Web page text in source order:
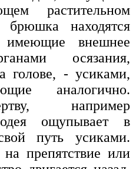
растительном
находятся
имеющие внешнее
осязания,
голове, - усиками,
аналогично.
например
ощупывает в
путь усиками.
препятствие или